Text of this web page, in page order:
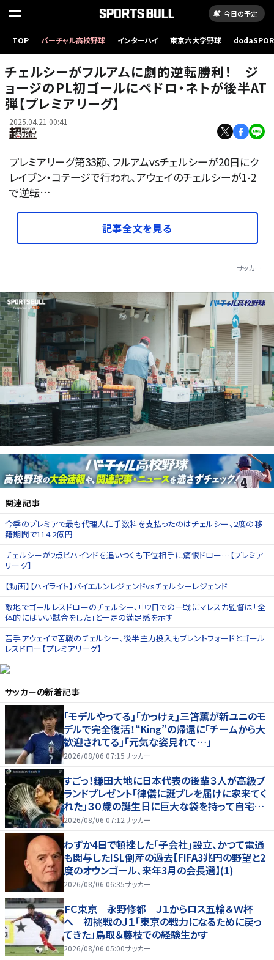
今日の予定
TOP バーチャル高校野球 インターハイ 東京六大学野球
写真：Getty Images
チェルシーがフルアムに劇的逆転勝利！ ジ
ョージのPL初ゴールにペドロ・ネトが後半AT
弾【プレミアリーグ】
2025.04.21 00:41
プレミアリーグ第33節、フルアムvsチェルシーが20日にク
レイブン・コテージで行われ、アウェイのチェルシーが1-2
で逆転…
記事全文を見る
サッカー
関連記事
今季のプレミアで最も代理人に手数料を支払ったのはチェルシー、2度の移
籍期間で114.2億円
チェルシーが2点ビハインドを追いつくも下位相手に痛恨ドロー…【プレミア
リーグ】
【動画】【ハイライト】バイエルンレジェンドvsチェルシーレジェンド
敵地でゴールレスドローのチェルシー、中2日での一戦にマレスカ監督は｢全
体的にはいい試合をした｣と一定の満足感を示す
苦手アウェイで苦戦のチェルシー、後半主力投入もブレントフォードとゴール
レスドロー【プレミアリーグ】
サッカーの新着記事
｢モデルやってる｣｢かっけぇ｣三笘薫が新ユニのモ
デルで完全復活！“King”の帰還に｢チームから大
歓迎されてる｣｢元気な姿見れて…｣
2026/08/06 07:15サッカー
すごっ！鎌田大地に日本代表の後輩３人が高級ブ
ランドプレゼント「律儀に誕プレを届けに家来てく
れた」３０歳の誕生日に巨大な袋を持って自宅訪
問
2026/08/06 07:12サッカー
わずか4日で頓挫した｢子会社｣設立、かつて電通
も関与したISL倒産の過去【FIFA3兆円の野望と2
度のオウンゴール、来年3月の会長選】(1)
2026/08/06 06:35サッカー
ＦＣ東京 永野修都 Ｊ１からロス五輪＆Ｗ杯
へ 初挑戦のＪ１「東京の戦力になるために戻っ
てきた」鳥取＆藤枝での経験生かす
2026/08/06 05:00サッカー